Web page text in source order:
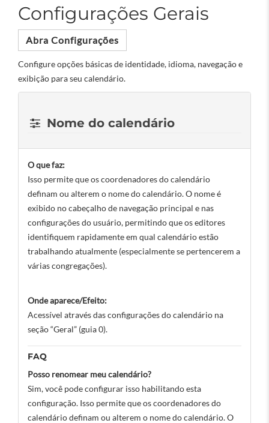
Configurações Gerais
Abra Configurações
Configure opções básicas de identidade, idioma, navegação e
exibição para seu calendário.
Nome do calendário
O que faz:
Isso permite que os coordenadores do calendário
definam ou alterem o nome do calendário. O nome é
exibido no cabeçalho de navegação principal e nas
configurações do usuário, permitindo que os editores
identifiquem rapidamente em qual calendário estão
trabalhando atualmente (especialmente se pertencerem a
várias congregações).
Onde aparece/Efeito:
Acessível através das configurações do calendário na
seção “Geral” (guia 0).
FAQ
Posso renomear meu calendário?
Sim, você pode configurar isso habilitando esta
configuração. Isso permite que os coordenadores do
calendário definam ou alterem o nome do calendário. O